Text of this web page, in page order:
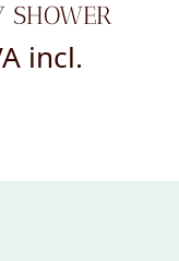
SHOWER
€.
incl.